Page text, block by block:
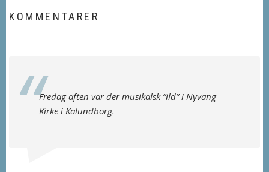
KOMMENTARER
Fredag aften var der musikalsk ”ild” i Nyvang
Kirke i Kalundborg.